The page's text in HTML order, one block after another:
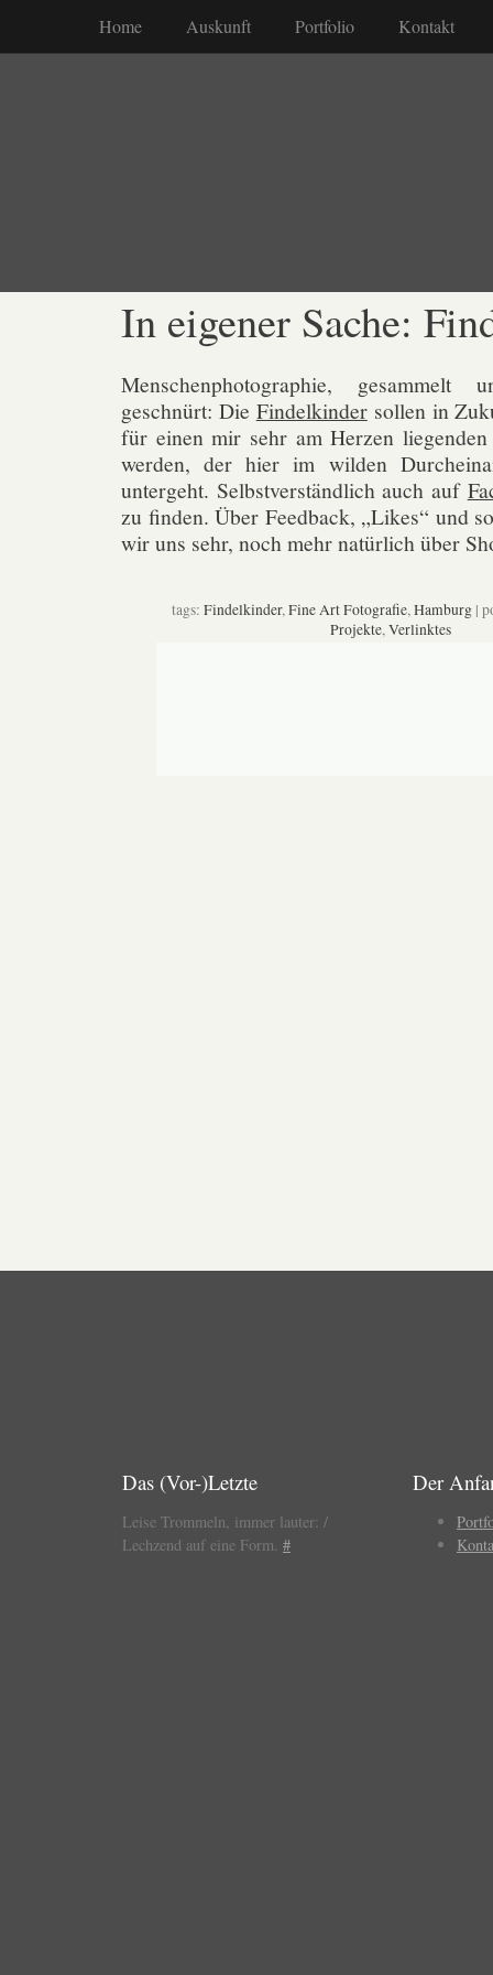
Home Auskunft Portfolio Kontakt
In eigener Sache:
Menschenphotographie,
geschnürt: Die Findelkindersollen in
für einen mir sehr am Herzen
werden, der hier im wilden
untergeht. Selbstverständlich auch auf
zu finden. Über Feedback, „Likes“ und
wir uns sehr, noch mehr natürlich über
tags: Findelkinder,Fine Art Fotografie,Hamburg|
Projekte,Verlinktes
Das (Vor-)Letzte
Leise Trommeln, immer lauter: /
Lechzend auf eine Form. #
Der